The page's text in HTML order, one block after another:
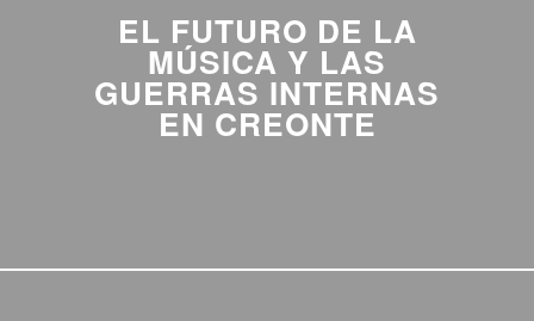
EL FUTURO DE LA
MÚSICA Y LAS
GUERRAS INTERNAS
EN CREONTE